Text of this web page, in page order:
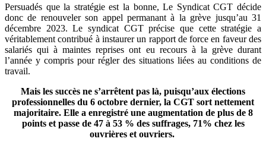
Persuadés que la stratégie est la bonne, Le Syndicat CGT décide
donc de renouveler son appel permanant à la grève jusqu’au 31
décembre 2023. Le syndicat CGT précise que cette stratégie a
véritablement contribué à instaurer un rapport de force en faveur des
salariés qui à maintes reprises ont eu recours à la grève durant
l’année y compris pour régler des situations liées au conditions de
travail.
Mais les succès ne s’arrêtent pas là, puisqu’aux élections
professionnelles du 6 octobre dernier, la CGT sort nettement
majoritaire. Elle a enregistré une augmentation de plus de 8
points et passe de 47 à 53 % des suffrages, 71% chez les
ouvrières et ouvriers.